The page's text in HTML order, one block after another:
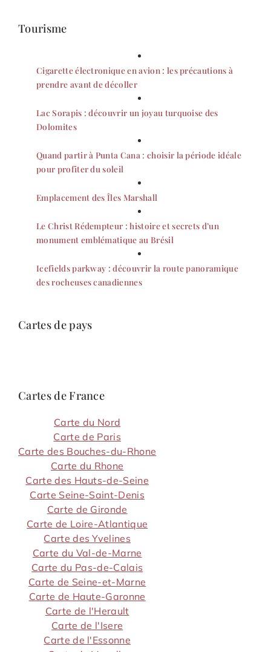
Tourisme
Cigarette électronique en avion : les précautions à
prendre avant de décoller
Lac Sorapis : découvrir un joyau turquoise des
Dolomites
Quand partir à Punta Cana : choisir la période idéale
pour profiter du soleil
Emplacement des Îles Marshall
Le Christ Rédempteur : histoire et secrets d’un
monument emblématique au Brésil
Icefields parkway : découvrir la route panoramique
des rocheuses canadiennes
Cartes de pays
Cartes de France
Carte du Nord
Carte de Paris
Carte des Bouches-du-Rhone
Carte du Rhone
Carte des Hauts-de-Seine
Carte Seine-Saint-Denis
Carte de Gironde
Carte de Loire-Atlantique
Carte des Yvelines
Carte du Val-de-Marne
Carte du Pas-de-Calais
Carte de Seine-et-Marne
Carte de Haute-Garonne
Carte de l'Herault
Carte de l'Isere
Carte de l'Essonne